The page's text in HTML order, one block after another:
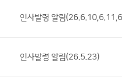
인사발령 알림
인사발령 알림(26.5.23)